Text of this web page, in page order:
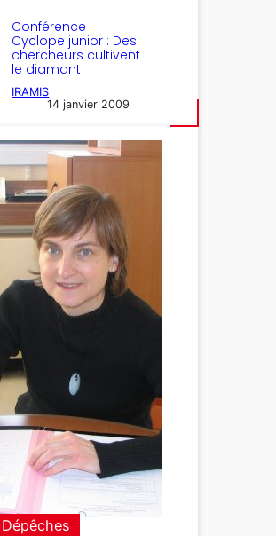
Conférence
Cyclope junior : Des
chercheurs cultivent
le diamant
IRAMIS
14 janvier 2009
Dépêches